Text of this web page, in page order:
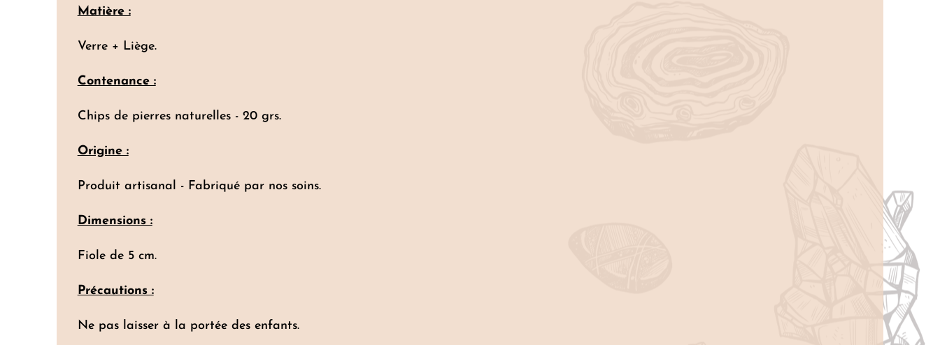
Matière :
Verre + Liège.
Contenance :
Chips de pierres naturelles - 20 grs.
Origine :
Produit artisanal - Fabriqué par nos soins.
Dimensions :
Fiole de 5 cm.
Précautions :
Ne pas laisser à la portée des enfants.